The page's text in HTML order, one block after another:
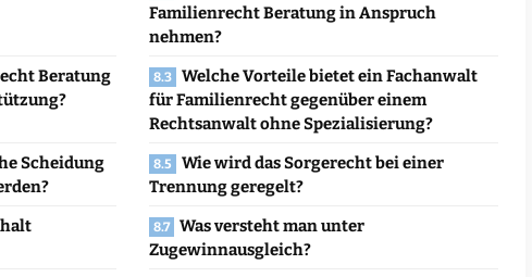
Familienrecht Beratung in Anspruch
nehmen?
Beratung
Welche Vorteile bietet ein Fachanwalt
für Familienrecht gegenüber einem
Rechtsanwalt ohne Spezialisierung?
Scheidung
Wie wird das Sorgerecht bei einer
Trennung geregelt?
Was versteht man unter
Zugewinnausgleich?